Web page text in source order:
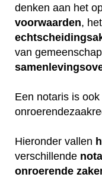
denken aan het
voorwaarden, het
van
Een notaris is
Hieronder vallen
verschillende
onroerende